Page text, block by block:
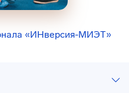
«ИНверсия-МИЭТ»